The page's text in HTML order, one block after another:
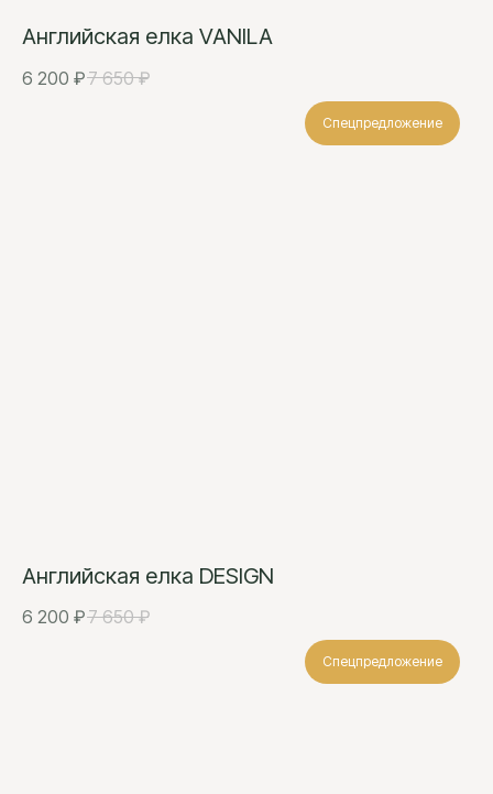
Английская елка VANILA
6 200 ₽7 650 ₽
Спецпредложение
Английская елка DESIGN
6 200 ₽7 650 ₽
Спецпредложение